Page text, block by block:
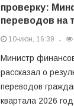
проверку:
переводов на
10-июн, 16:39
Министр
рассказал о
переводов
квартала 2026